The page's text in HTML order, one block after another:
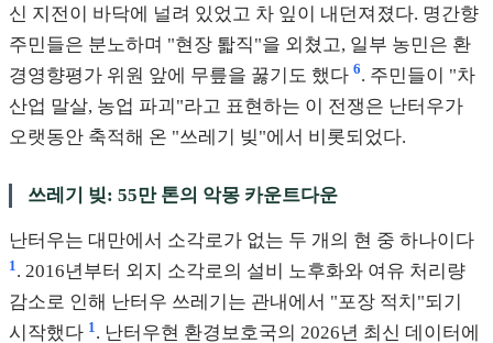
신 지전이 바닥에 널려 있었고 차 잎이 내던져졌다. 명간향
주민들은 분노하며 "현장 퇇직"을 외쳤고, 일부 농민은 환
경영향평가 위원 앞에 무릎을 꿇기도 했다 6. 주민들이 "차
산업 말살, 농업 파괴"라고 표현하는 이 전쟁은 난터우가
오랫동안 축적해 온 "쓰레기 빚"에서 비롯되었다.
쓰레기 빚: 55만 톤의 악몽 카운트다운
난터우는 대만에서 소각로가 없는 두 개의 현 중 하나이다
1 . 2016년부터 외지 소각로의 설비 노후화와 여유 처리량
감소로 인해 난터우 쓰레기는 관내에서 "포장 적치"되기
시작했다 1 . 난터우현 환경보호국의 2026년 최신 데이터에